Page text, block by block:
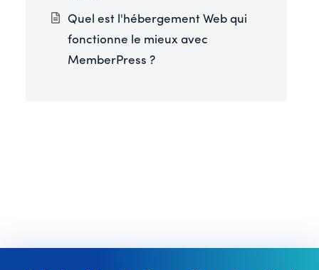
Quel est l'hébergement Web qui
fonctionne le mieux avec
MemberPress ?